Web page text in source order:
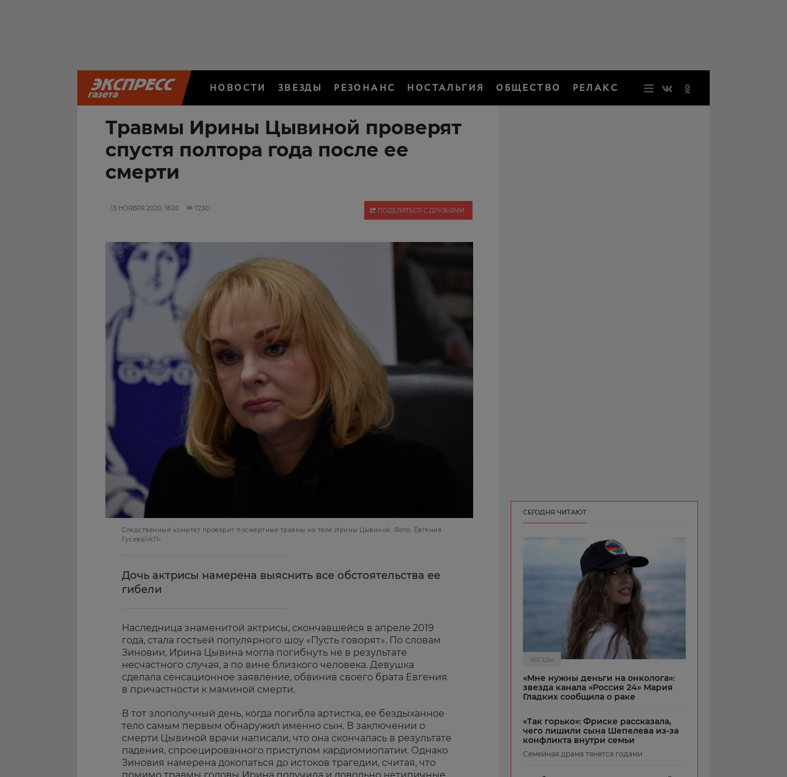
НОВОСТИ ЗВЕЗДЫ РЕЗОНАНС НОСТАЛЬГИЯ ОБЩЕСТВО РЕЛАКС
Травмы Ирины Цывиной проверят
спустя полтора года после ее
смерти
13 НОЯБРЯ 2020, 18:20 7230 ПОДЕЛИТЬСЯ С ДРУЗЬЯМИ
Следственный комитет проверит посмертные травмы на теле Ирины Цывиной. Фото: Евгения
Гусева/«КП»
Дочь актрисы намерена выяснить все обстоятельства ее
гибели
Наследница знаменитой актрисы, скончавшейся в апреле 2019
года, стала гостьей популярного шоу «Пусть говорят». По словам
Зиновии, Ирина Цывина могла погибнуть не в результате
несчастного случая, а по вине близкого человека. Девушка
сделала сенсационное заявление, обвинив своего брата Евгения
в причастности к маминой смерти.
В тот злополучный день, когда погибла артистка, ее бездыханное
тело самым первым обнаружил именно сын. В заключении о
смерти Цывиной врачи написали, что она скончалась в результате
падения, спроецированного приступом кардиомиопатии. Однако
Зиновия намерена докопаться до истоков трагедии, считая, что
СЕГОДНЯ ЧИТАЮТ
ЗВЕЗДЫ
«Мне нужны деньги на онколога»:
звезда канала «Россия 24» Мария
Гладких сообщила о раке
«Так горько»: Фриске рассказала,
чего лишили сына Шепелева из-за
конфликта внутри семьи
Семейная драма тянется годами